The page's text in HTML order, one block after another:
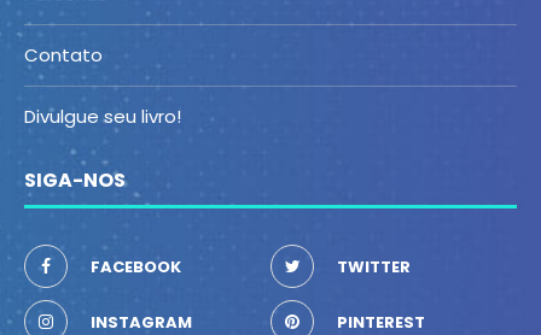
Contato
Divulgue seu livro!
SIGA-NOS
FACEBOOK TWITTER
INSTAGRAM PINTEREST